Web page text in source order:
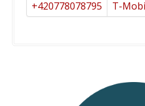
+420778078795
T-